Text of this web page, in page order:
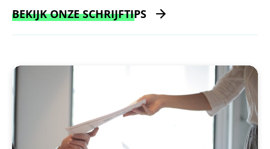
BEKIJK ONZE SCHRIJFTIPS